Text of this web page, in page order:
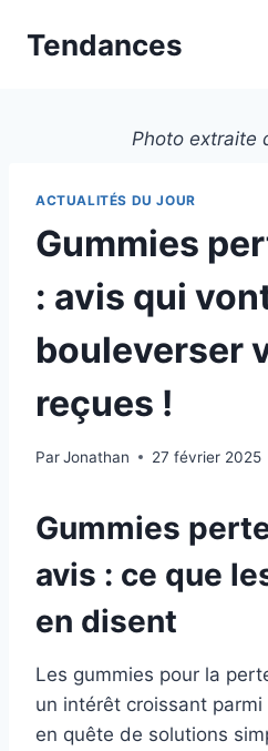
Tendances
Photo extraite
ACTUALITÉS DU JOUR
Gummies
: avis qui
bouleverser
reçues !
ParJonathan 27 février 2025
Gummies
avis : ce que
en disent
Les gummies pour la
un intérêt croissant
en quête de solutions